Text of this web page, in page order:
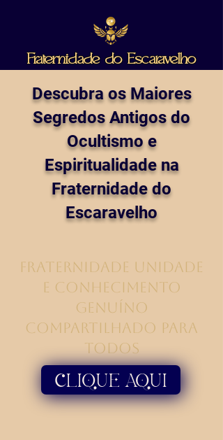
Fraternidade do Escaravelho
Descubra os Maiores
Segredos Antigos do
Ocultismo e
Espiritualidade na
Fraternidade do
Escaravelho
Fraternidade Unidade
e Conhecimento
Genuíno
Compartilhado para
Todos
CLIQUE AQUI